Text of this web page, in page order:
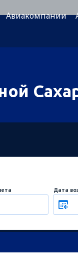
Авиакомпании
Дата